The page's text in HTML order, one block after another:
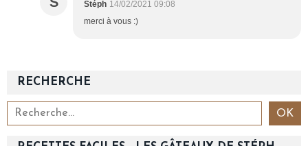
Stéph 14/02/2021 09:08
merci à vous :)
RECHERCHE